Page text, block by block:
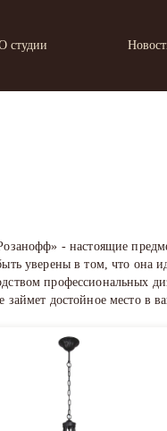
студии
- настоящие
уверены в том, что она
профессиональных
займет достойное место в